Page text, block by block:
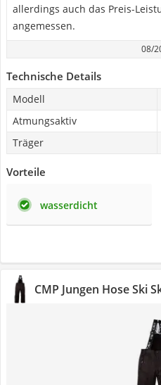
allerdings auch das Preis-
angemessen.
08/
Technische Details
Modell
Atmungsaktiv
Träger
Vorteile
wasserdicht
CMP Jungen Hose Ski